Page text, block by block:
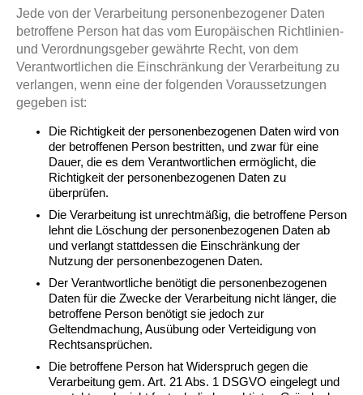
Jede von der Verarbeitung personenbezogener Daten
betroffene Person hat das vom Europäischen Richtlinien-
und Verordnungsgeber gewährte Recht, von dem
Verantwortlichen die Einschränkung der Verarbeitung zu
verlangen, wenn eine der folgenden Voraussetzungen
gegeben ist:
Die Richtigkeit der personenbezogenen Daten wird von
der betroffenen Person bestritten, und zwar für eine
Dauer, die es dem Verantwortlichen ermöglicht, die
Richtigkeit der personenbezogenen Daten zu
überprüfen.
Die Verarbeitung ist unrechtmäßig, die betroffene Person
lehnt die Löschung der personenbezogenen Daten ab
und verlangt stattdessen die Einschränkung der
Nutzung der personenbezogenen Daten.
Der Verantwortliche benötigt die personenbezogenen
Daten für die Zwecke der Verarbeitung nicht länger, die
betroffene Person benötigt sie jedoch zur
Geltendmachung, Ausübung oder Verteidigung von
Rechtsansprüchen.
Die betroffene Person hat Widerspruch gegen die
Verarbeitung gem. Art. 21 Abs. 1 DSGVO eingelegt und